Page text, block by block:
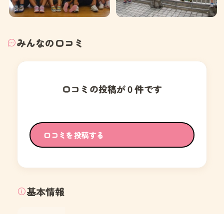
みんなの口コミ
口コミの投稿が０件です
口コミを投稿する
基本情報